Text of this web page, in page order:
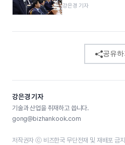
강은경 기자
공유하
강은경 기자
기술과 산업을 취재하고 씁니다.
gong@bizhankook.com
저작권자 ⓒ 비즈한국 무단전재 및 재배포 금지